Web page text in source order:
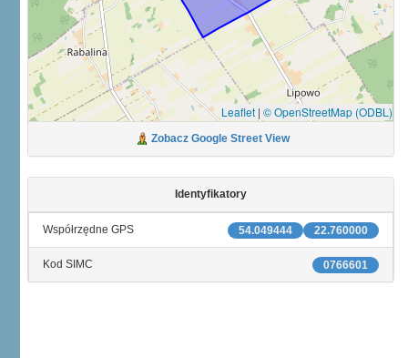
Leaflet | © OpenStreetMap (ODBL)
Zobacz Google Street View
Identyfikatory
22.760000
54.049444
Współrzędne GPS
0766601
Kod SIMC